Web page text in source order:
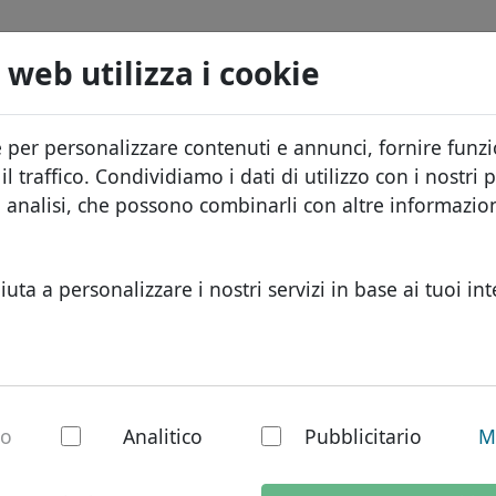
utilizza i cookie
personalizzare contenuti e annunci, fornire
traffico. Condividiamo i dati di utilizzo con i nostri
che possono combinarli con altre
a personalizzare i nostri servizi in base ai tuoi
Analitico Pubblicitario
Database dei domini
Domini africani
Domini asiatici
Domini europei
Domini
Listino prezzi
Sconti
Cerca
Servizi
ID Protect
Hosting DNS
WHOIS
FAQ
.cards Cerca
- Nuovi TLD